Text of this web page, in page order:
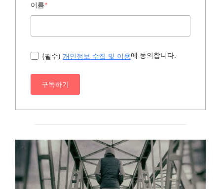
이름*
(필수) 개인정보 수집 및 이용에 동의합니다.
구독하기